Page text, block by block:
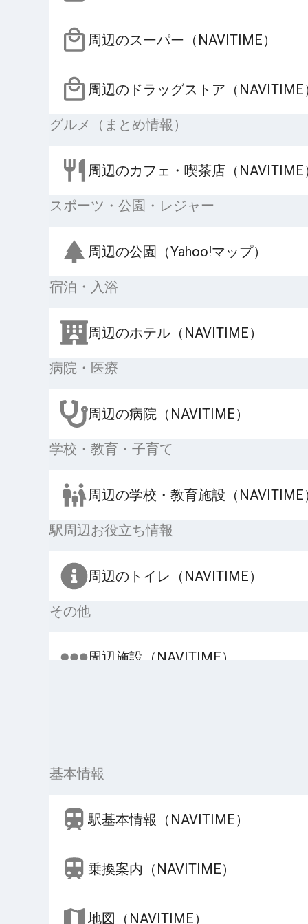
周辺のスーパー（NAVITIME）
周辺のドラッグストア（NAVITIME
グルメ（まとめ情報）
周辺のカフェ・喫茶店（NAVITIME
スポーツ・公園・レジャー
周辺の公園（Yahoo!マップ）
宿泊・入浴
周辺のホテル（NAVITIME）
病院・医療
周辺の病院（NAVITIME）
学校・教育・子育て
周辺の学校・教育施設（NAVITIME
駅周辺お役立ち情報
周辺のトイレ（NAVITIME）
その他
周辺施設（NAVITIME）
基本情報
駅基本情報（NAVITIME）
乗換案内（NAVITIME）
地図（NAVITIME）